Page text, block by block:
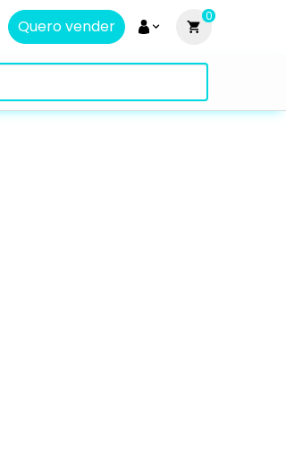
Quero vender
0